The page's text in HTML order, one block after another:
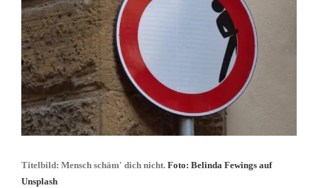
Titelbild: Mensch schäm' dich nicht. Foto: Belinda Fewings auf
Unsplash